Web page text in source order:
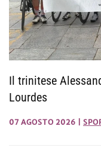
Il trinitese
Lourdes
07 AGOSTO 2026